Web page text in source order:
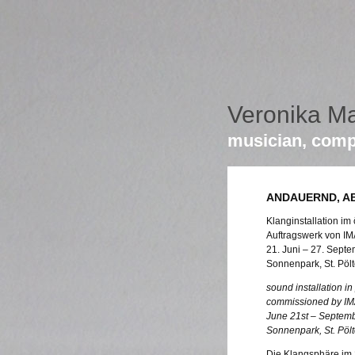
Veronika
musician,
ANDAUERND,
Klanginstallation im
Auftragswerk von
21. Juni – 27.
Sonnenpark, St.
sound installation
commissioned by
June 21st –
Sonnenpark, St.